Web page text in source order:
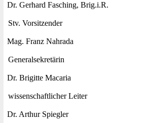
Dr. Gerhard Fasching, Brig.i.R.
Stv. Vorsitzender
Mag. Franz Nahrada
Generalsekretärin
Dr. Brigitte Macaria
wissenschaftlicher Leiter
Dr. Arthur Spiegler